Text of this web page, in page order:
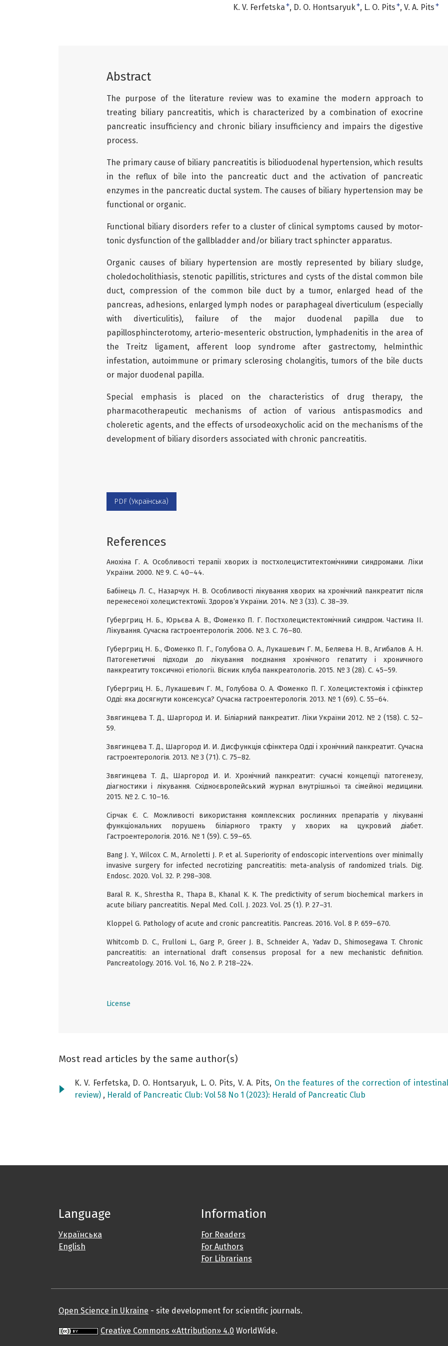
K. V. Ferfetska + D. O. Hontsaryuk+ L. O. Pits + V. A. Pits +
Abstract
The purpose of the literature review was to examine the modern approach to
treating biliary pancreatitis, which is characterized by a combination of exocrine
pancreatic insufficiency and chronic biliary insufficiency and impairs the digestive
process.
The primary cause of biliary pancreatitis is bilioduodenal hypertension, which results
in the reflux of bile into the pancreatic duct and the activation of pancreatic
enzymes in the pancreatic ductal system. The causes of biliary hypertension may be
functional or organic.
Functional biliary disorders refer to a cluster of clinical symptoms caused by motor-
tonic dysfunction of the gallbladder and/or biliary tract sphincter apparatus.
Organic causes of biliary hypertension are mostly represented by biliary sludge,
choledocholithiasis, stenotic papillitis, strictures and cysts of the distal common bile
duct, compression of the common bile duct by a tumor, enlarged head of the
pancreas, adhesions, enlarged lymph nodes or paraphageal diverticulum (especially
with diverticulitis), failure of the major duodenal papilla due to
papillosphincterotomy, arterio-mesenteric obstruction, lymphadenitis in the area of
the Treitz ligament, afferent loop syndrome after gastrectomy, helminthic
infestation, autoimmune or primary sclerosing cholangitis, tumors of the bile ducts
or major duodenal papilla.
Special emphasis is placed on the characteristics of drug therapy, the
pharmacotherapeutic mechanisms of action of various antispasmodics and
choleretic agents, and the effects of ursodeoxycholic acid on the mechanisms of the
development of biliary disorders associated with chronic pancreatitis.
PDF (Українська)
References
Анохіна Г. А. Особливості терапії хворих із постхолециститектомічними синдромами. Ліки
України. 2000. № 9. С. 40–44.
Бабінець Л. С., Назарчук Н. В. Особливості лікування хворих на хронічний панкреатит після
перенесеної холецистектомії. Здоров’я України. 2014. № 3 (33). С. 38–39.
Губергриц Н. Б., Юрьєва А. В., Фоменко П. Г. Постхолецистектомічний синдром. Частина ІІ.
Лікування. Сучасна гастроентерологія. 2006. № 3. С. 76–80.
Губергриц Н. Б., Фоменко П. Г., Голубова О. А., Лукашевич Г. М., Беляева Н. В., Агибалов А. Н.
Патогенетичні підходи до лікування поєднання хронічного гепатиту і хроничного
панкреатиту токсичної етіології. Вісник клуба панкреатологів. 2015. № 3 (28). С. 45–59.
Губергриц Н. Б., Лукашевич Г. М., Голубова О. А. Фоменко П. Г. Холецистектомія і сфінктер
Одді: яка досягнути консенсуса? Сучасна гастроентерологія. 2013. № 1 (69). С. 55–64.
Звягинцева Т. Д., Шаргород И. И. Біліарний панкреатит. Ліки України 2012. № 2 (158). С. 52–
59.
Звягинцева Т. Д., Шаргород И. И. Дисфункція сфінктера Одді і хронічний панкреатит. Сучасна
гастроентерологія. 2013. № 3 (71). С. 75–82.
Звягинцева Т. Д., Шаргород И. И. Хронічний панкреатит: сучасні концепції патогенезу,
діагностики і лікування. Східноєвропейський журнал внутрішньої та сімейної медицини.
2015. № 2. С. 10–16.
Сірчак Є. С. Можливості використання комплексних рослинних препаратів у лікуванні
функціональних порушень біліарного тракту у хворих на цукровий діабет.
Гастроентерологія. 2016. № 1 (59). С. 59–65.
Bang J. Y., Wilcox C. M., Arnoletti J. P. et al. Superiority of endoscopic interventions over minimally
invasive surgery for infected necrotizing pancreatitis: meta-analysis of randomized trials. Dig.
Endosc. 2020. Vol. 32. P. 298–308.
Baral R. K., Shrestha R., Thapa B., Khanal K. К. The predictivity of serum biochemical markers in
acute biliary pancreatitis. Nepal Med. Coll. J. 2023. Vol. 25 (1). P. 27–31.
Kloppel G. Pathology of acute and cronic pancreatitis. Pancreas. 2016. Vol. 8 P. 659–670.
Whitcomb D. C., Frulloni L., Garg P., Greer J. B., Schneider A., Yadav D., Shimosegawa T. Chronic
pancreatitis: an international draft consensus proposal for a new mechanistic definition.
Pancreatology. 2016. Vol. 16, No 2. P. 218–224.
License
Most read articles by the same author(s)
K. V. Ferfetska, D. O. Hontsaryuk, L. O. Pits, V. A. Pits, On the features of the correction of
review) , Herald of Pancreatic Club: Vol 58 No 1 (2023): Herald of Pancreatic Club
Language
Українська
English
Information
For Readers
For Authors
For Librarians
Open Science in Ukraine - site development for scientific journals.
Creative Commons «Attribution» 4.0 WorldWide.